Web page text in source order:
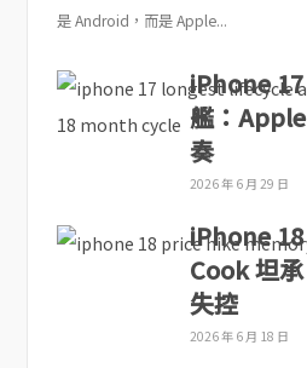
是 Android，而是 Apple...
iPhone
艦：
奏
2026 年 6 月 29 日
iPhone
Cook 坦
失控
2026 年 6 月 18 日